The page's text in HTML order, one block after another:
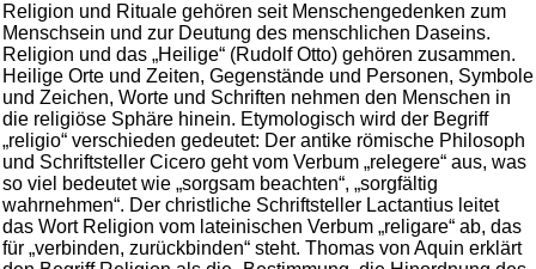
Religion und Rituale gehören seit Menschengedenken zum
Menschsein und zur Deutung des menschlichen Daseins.
Religion und das „Heilige“ (Rudolf Otto) gehören zusammen.
Heilige Orte und Zeiten, Gegenstände und Personen, Symbole
und Zeichen, Worte und Schriften nehmen den Menschen in
die religiöse Sphäre hinein. Etymologisch wird der Begriff
„religio“ verschieden gedeutet: Der antike römische Philosoph
und Schriftsteller Cicero geht vom Verbum „relegere“ aus, was
so viel bedeutet wie „sorgsam beachten“, „sorgfältig
wahrnehmen“. Der christliche Schriftsteller Lactantius leitet
das Wort Religion vom lateinischen Verbum „religare“ ab, das
für „verbinden, zurückbinden“ steht. Thomas von Aquin erklärt